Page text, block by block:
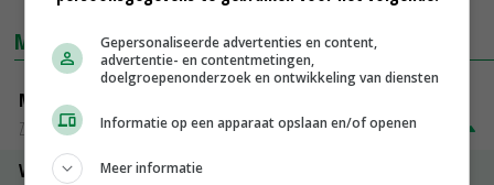
MARKTPRIJZEN
Magere melkpoeder
Zuivel NL
€ 269,00 € 7,00
Vleeskuikens 2001-2600 gr
Gepersonaliseerde advertenties en content,
advertentie- en contentmetingen,
doelgroepenonderzoek en ontwikkeling van diensten
Informatie op een apparaat opslaan en/of openen
Meer informatie